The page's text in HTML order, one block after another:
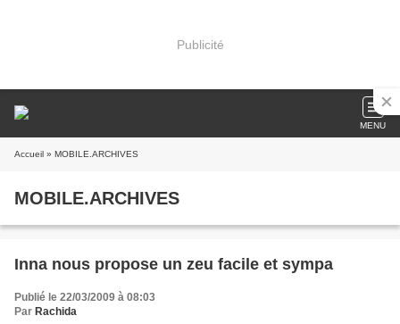
Publicité
MENU
Accueil » MOBILE.ARCHIVES
MOBILE.ARCHIVES
Inna nous propose un zeu facile et sympa
Publié le 22/03/2009 à 08:03
Par Rachida